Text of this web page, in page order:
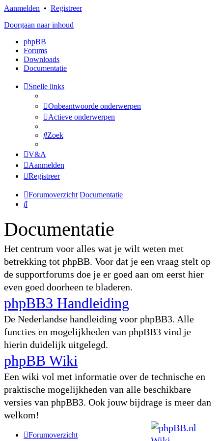
Aanmelden • Registreer
Doorgaan naar inhoud
phpBB
Forums
Downloads
Documentatie
Snelle links
Onbeantwoorde onderwerpen
Actieve onderwerpen
Zoek
V&A
Aanmelden
Registreer
Forumoverzicht Documentatie
Zoek
Documentatie
Het centrum voor alles wat je wilt weten met
betrekking tot phpBB. Voor dat je een vraag stelt op
de supportforums doe je er goed aan om eerst hier
even goed doorheen te bladeren.
phpBB3 Handleiding
De Nederlandse handleiding voor phpBB3. Alle
functies en mogelijkheden van phpBB3 vind je
hierin duidelijk uitgelegd.
phpBB Wiki
Een wiki vol met informatie over de technische en
praktische mogelijkheden van alle beschikbare
versies van phpBB3. Ook jouw bijdrage is meer dan
welkom!
Forumoverzicht